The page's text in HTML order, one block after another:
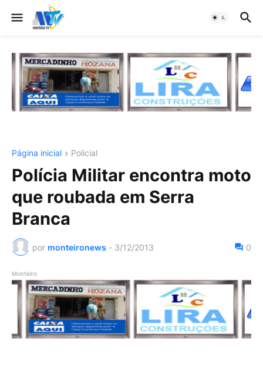
Página inicial Policial
Polícia Militar encontra moto
que roubada em Serra
Branca
por monteironews - 3/12/2013 0
Monteiro